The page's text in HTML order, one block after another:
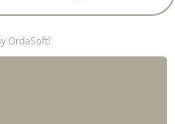
OrdaSoft!